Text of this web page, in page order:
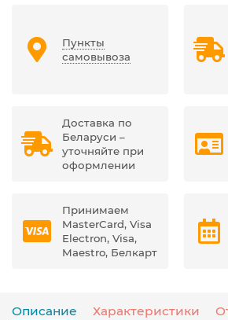
Пункты
самовывоза
Доставка по
Беларуси –
уточняйте при
оформлении
Принимаем
MasterCard, Visa
Electron, Visa,
Maestro, Белкарт
Описание Характеристики